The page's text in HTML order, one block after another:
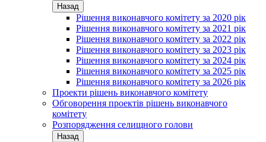
Назад
Рішення виконавчого комітету за 2020 рік
Рішення виконавчого комітету за 2021 рік
Рішення виконавчого комітету за 2022 рік
Рішення виконавчого комітету за 2023 рік
Рішення виконавчого комітету за 2024 рік
Рішення виконавчого комітету за 2025 рік
Рішення виконавчого комітету за 2026 рік
Проекти рішень виконавчого комітету
Обговорення проектів рішень виконавчого
комітету
Розпорядження селищного голови
Назад